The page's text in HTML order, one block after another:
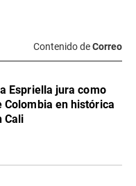
Contenido deCorreo
Espriella jura como
Colombia en histórica
Cali